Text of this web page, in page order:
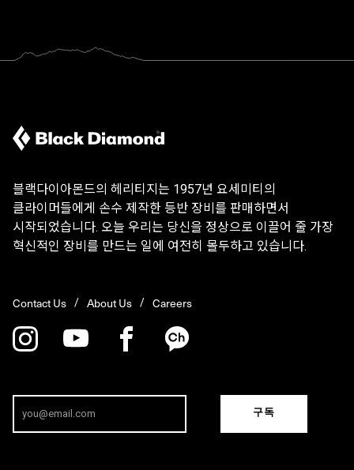
블랙다이아몬드의 헤리티지는 1957년 요세미티의
클라이머들에게 손수 제작한 등반 장비를 판매하면서
시작되었습니다. 오늘 우리는 당신을 정상으로 이끌어 줄 가장
혁신적인 장비를 만드는 일에 여전히 몰두하고 있습니다.
Contact Us About Us Careers
구독